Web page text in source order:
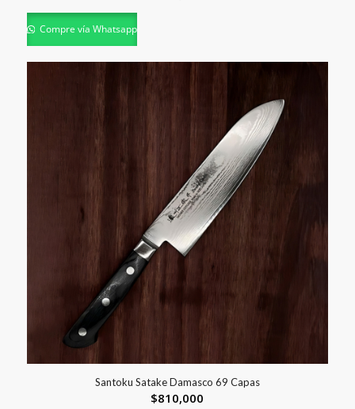
Compre vía Whatsapp
Santoku Satake Damasco 69 Capas
$810,000